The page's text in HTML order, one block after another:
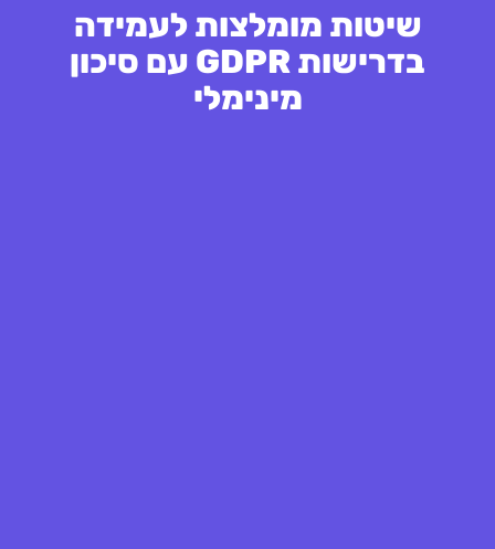
שיטות מומלצות לעמידה
בדרישות GDPR עם סיכון
מינימלי